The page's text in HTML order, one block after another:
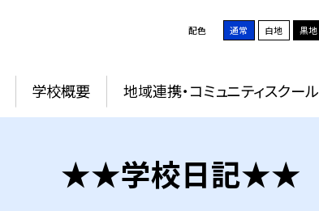
配色 通常 白地 黒地
学校概要 地域連携・コミュニティスクール
★★学校日記★★